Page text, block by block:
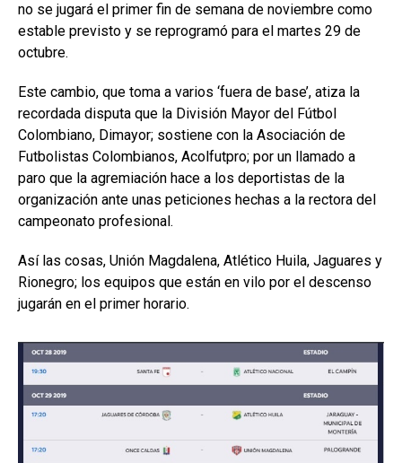
no se jugará el primer fin de semana de noviembre como
estable previsto y se reprogramó para el martes 29 de
octubre.
Este cambio, que toma a varios ‘fuera de base’, atiza la
recordada disputa que la División Mayor del Fútbol
Colombiano, Dimayor; sostiene con la Asociación de
Futbolistas Colombianos, Acolfutpro; por un llamado a
paro que la agremiación hace a los deportistas de la
organización ante unas peticiones hechas a la rectora del
campeonato profesional.
Así las cosas, Unión Magdalena, Atlético Huila, Jaguares y
Rionegro; los equipos que están en vilo por el descenso
jugarán en el primer horario.